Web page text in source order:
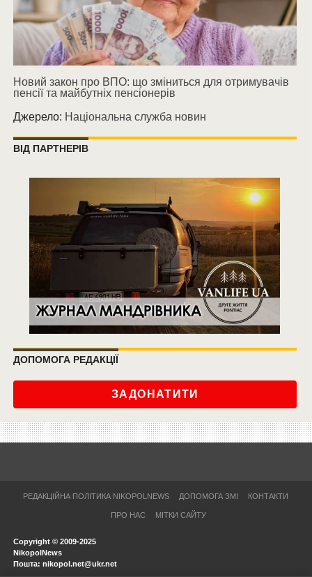
Новий закон про ВПО: що зміниться для отримувачів
пенсії та майбутніх пенсіонерів
Джерело: Національна служба новин
ВІД ПАРТНЕРІВ
ДОПОМОГА РЕДАКЦІЇ
ЗАДОНАТИТИ
РЕДАКЦІЙНА ПОЛІТИКА NIKOPOLNEWS ДОПОМОГА ЗМІ КОНТАКТИ
ПРО НАС МІТКИ САЙТУ
Copyright © 2009-2025
NikopolNews
Пошта: nikopol.net@ukr.net